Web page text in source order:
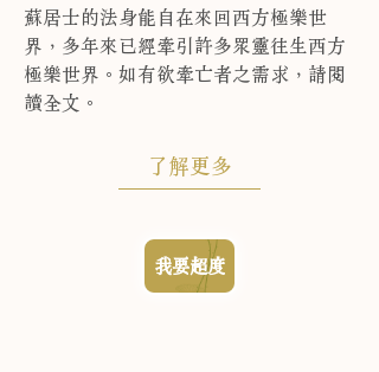
蘇居士的法身能自在來回西方極樂世
界，多年來已經牽引許多眾靈往生西方
極樂世界。如有欲牽亡者之需求，請閱
讀全文。
了解更多
我要超度